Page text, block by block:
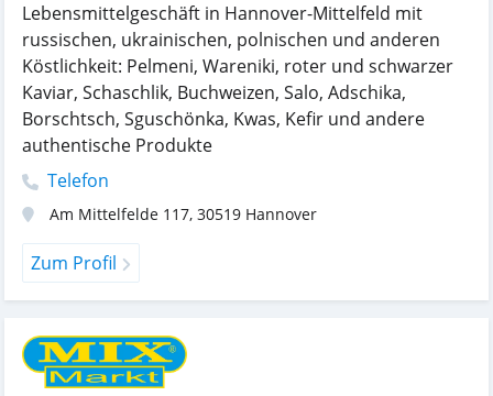
Lebensmittelgeschäft in Hannover-Mittelfeld mit
russischen, ukrainischen, polnischen und anderen
Köstlichkeit: Pelmeni, Wareniki, roter und schwarzer
Kaviar, Schaschlik, Buchweizen, Salo, Adschika,
Borschtsch, Sguschönka, Kwas, Kefir und andere
authentische Produkte
Telefon
Am Mittelfelde 117, 30519 Hannover
Zum Profil